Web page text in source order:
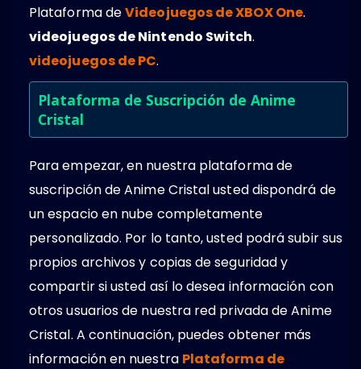
Plataforma deVideojuegos de XBOX One.
videojuegos de Nintendo Switch.
videojuegos de PC.
Plataforma de Suscripción de Anime
Cristal
Para empezar, en nuestra plataforma de
suscripción de Anime Cristal usted dispondrá de
un espacio en nube completamente
personalizado. Por lo tanto, usted podrá subir sus
propios archivos y copias de seguridad y
compartir si usted así lo desea información con
otros usuarios de nuestra red privada de Anime
Cristal. A continuación, puedes obtener más
información en nuestra Plataforma de